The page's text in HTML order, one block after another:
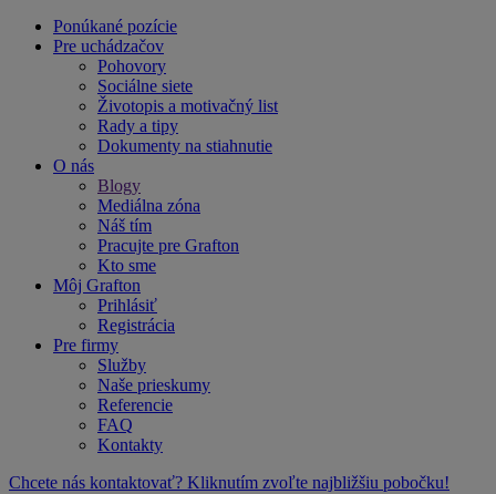
Ponúkané pozície
Pre uchádzačov
Pohovory
Sociálne siete
Životopis a motivačný list
Rady a tipy
Dokumenty na stiahnutie
O nás
Blogy
Mediálna zóna
Náš tím
Pracujte pre Grafton
Kto sme
Môj Grafton
Prihlásiť
Registrácia
Pre firmy
Služby
Naše prieskumy
Referencie
FAQ
Kontakty
Chcete nás kontaktovať? Kliknutím zvoľte najbližšiu pobočku!